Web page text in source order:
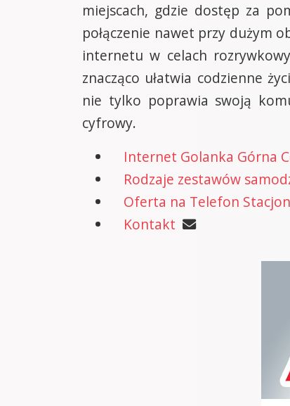
miejscach, gdzie dostęp za
połączenie nawet przy dużym
internetu w celach
znacząco ułatwia codzienne
nie tylko poprawia swoją
cyfrowy.
Internet Golanka Górna
Rodzaje zestawów
Oferta na Telefon
Kontakt